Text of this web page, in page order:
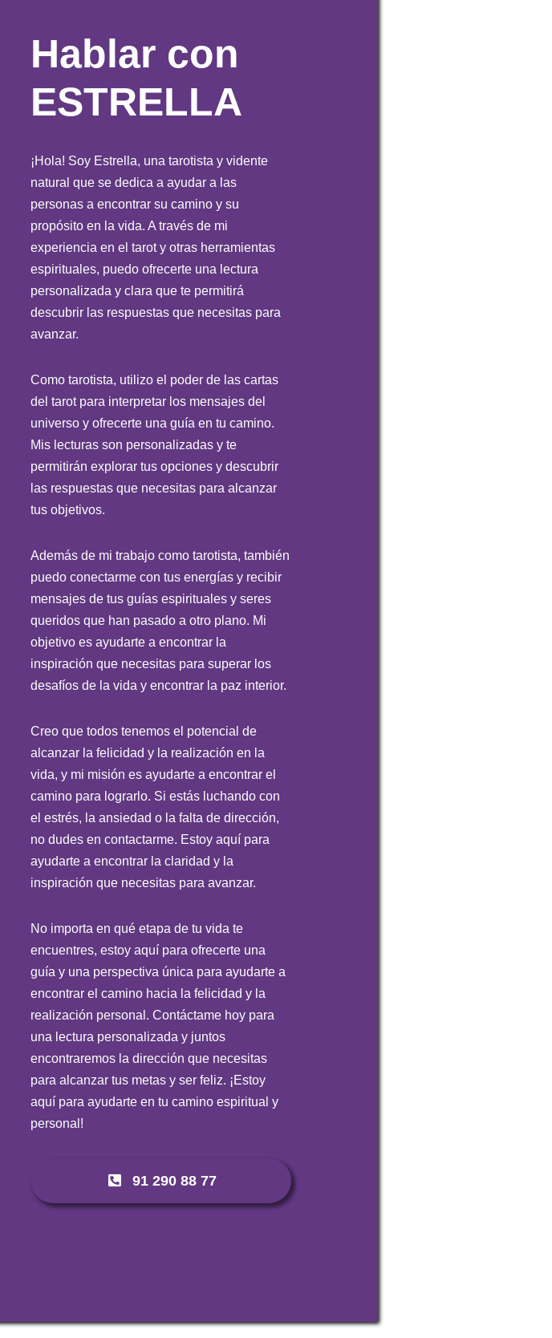
Hablar con
ESTRELLA
¡Hola! Soy Estrella, una tarotista y vidente
natural que se dedica a ayudar a las
personas a encontrar su camino y su
propósito en la vida. A través de mi
experiencia en el tarot y otras herramientas
espirituales, puedo ofrecerte una lectura
personalizada y clara que te permitirá
descubrir las respuestas que necesitas para
avanzar.
Como tarotista, utilizo el poder de las cartas
del tarot para interpretar los mensajes del
universo y ofrecerte una guía en tu camino.
Mis lecturas son personalizadas y te
permitirán explorar tus opciones y descubrir
las respuestas que necesitas para alcanzar
tus objetivos.
Además de mi trabajo como tarotista, también
puedo conectarme con tus energías y recibir
mensajes de tus guías espirituales y seres
queridos que han pasado a otro plano. Mi
objetivo es ayudarte a encontrar la
inspiración que necesitas para superar los
desafíos de la vida y encontrar la paz interior.
Creo que todos tenemos el potencial de
alcanzar la felicidad y la realización en la
vida, y mi misión es ayudarte a encontrar el
camino para lograrlo. Si estás luchando con
el estrés, la ansiedad o la falta de dirección,
no dudes en contactarme. Estoy aquí para
ayudarte a encontrar la claridad y la
inspiración que necesitas para avanzar.
No importa en qué etapa de tu vida te
encuentres, estoy aquí para ofrecerte una
guía y una perspectiva única para ayudarte a
encontrar el camino hacia la felicidad y la
realización personal. Contáctame hoy para
una lectura personalizada y juntos
encontraremos la dirección que necesitas
para alcanzar tus metas y ser feliz. ¡Estoy
aquí para ayudarte en tu camino espiritual y
personal!
91 290 88 77